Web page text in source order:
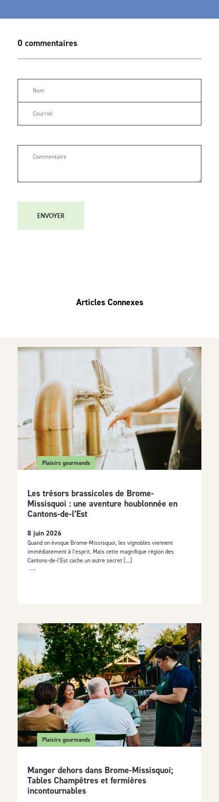
0 commentaires
ENVOYER
Articles Connexes
Plaisirs gourmands
Les trésors brassicoles de Brome-
Missisquoi : une aventure houblonnée en
Cantons-de-l’Est
8 juin 2026
Quand on évoque Brome-Missisquoi, les vignobles viennent
immédiatement à l’esprit. Mais cette magnifique région des
Cantons-de-l’Est cache un autre secret […]
Plaisirs gourmands
Manger dehors dans Brome-Missisquoi;
Tables Champêtres et fermières
incontournables